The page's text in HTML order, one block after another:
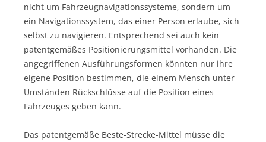
nicht um Fahrzeugnavigationssysteme, sondern um
ein Navigationssystem, das einer Person erlaube, sich
selbst zu navigieren. Entsprechend sei auch kein
patentgemäßes Positionierungsmittel vorhanden. Die
angegriffenen Ausführungsformen könnten nur ihre
eigene Position bestimmen, die einem Mensch unter
Umständen Rückschlüsse auf die Position eines
Fahrzeuges geben kann.
Das patentgemäße Beste-Strecke-Mittel müsse die